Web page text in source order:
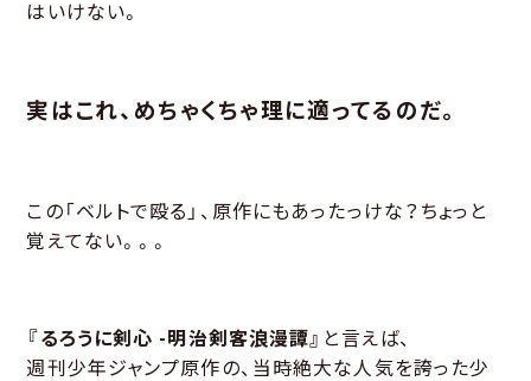
はいけない。
実はこれ、めちゃくちゃ理に適ってるのだ。
この「ベルトで殴る」、原作にもあったっけな？ちょっと
覚えてない。。。
『るろうに剣心 -明治剣客浪漫譚』 と言えば、
週刊少年ジャンプ原作の、当時絶大な人気を誇った少